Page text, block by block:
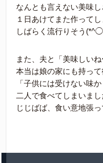
なんとも言えない美味
１日あけてまた作ってし
しばらく流行りそう
また、夫と「美味しい
本当は娘の家にも持っ
「子供には受けない味
二人で食べてしまいまし
じじばば、食い意地張